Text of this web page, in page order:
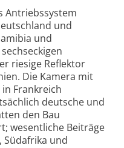
Antriebssystem
und
und
riesige Reflektor
Die Kamera mit
Frankreich
deutsche und
den Bau
wesentliche Beiträge
Südafrika und